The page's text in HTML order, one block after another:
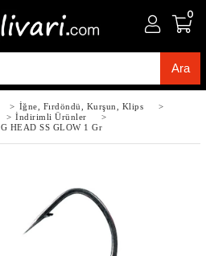
0
> İğne, Fırdöndü, Kurşun, Klips
>
> İndirimli Ürünler
>
HEAD SS GLOW 1 Gr